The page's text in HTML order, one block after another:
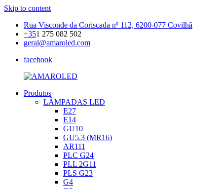
Skip to content
Rua Visconde da Coriscada nº 112, 6200-077 Covilhã
+351 275 082 502
geral@amaroled.com
facebook
AMAROLED
Iluminação
Produtos
LÂMPADAS LED
E27
E14
GU10
GU5.3 (MR16)
AR111
PLC G24
PLL 2G11
PLS G23
G4